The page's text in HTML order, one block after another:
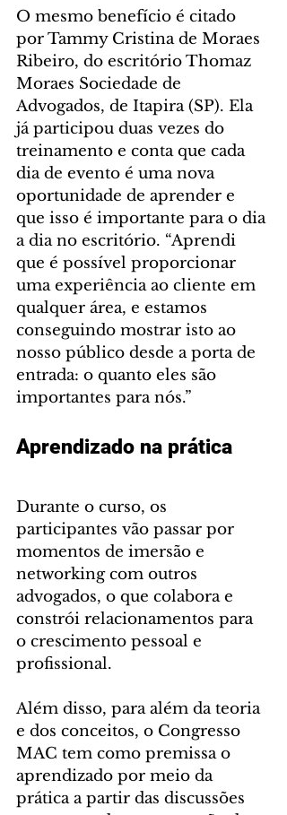
O mesmo benefício é citado
por Tammy Cristina de Moraes
Ribeiro, do escritório Thomaz
Moraes Sociedade de
Advogados, de Itapira (SP). Ela
já participou duas vezes do
treinamento e conta que cada
dia de evento é uma nova
oportunidade de aprender e
que isso é importante para o dia
a dia no escritório. “Aprendi
que é possível proporcionar
uma experiência ao cliente em
qualquer área, e estamos
conseguindo mostrar isto ao
nosso público desde a porta de
entrada: o quanto eles são
importantes para nós.”
Aprendizado na prática
Durante o curso, os
participantes vão passar por
momentos de imersão e
networking com outros
advogados, o que colabora e
constrói relacionamentos para
o crescimento pessoal e
profissional.
Além disso, para além da teoria
e dos conceitos, o Congresso
MAC tem como premissa o
aprendizado por meio da
prática a partir das discussões